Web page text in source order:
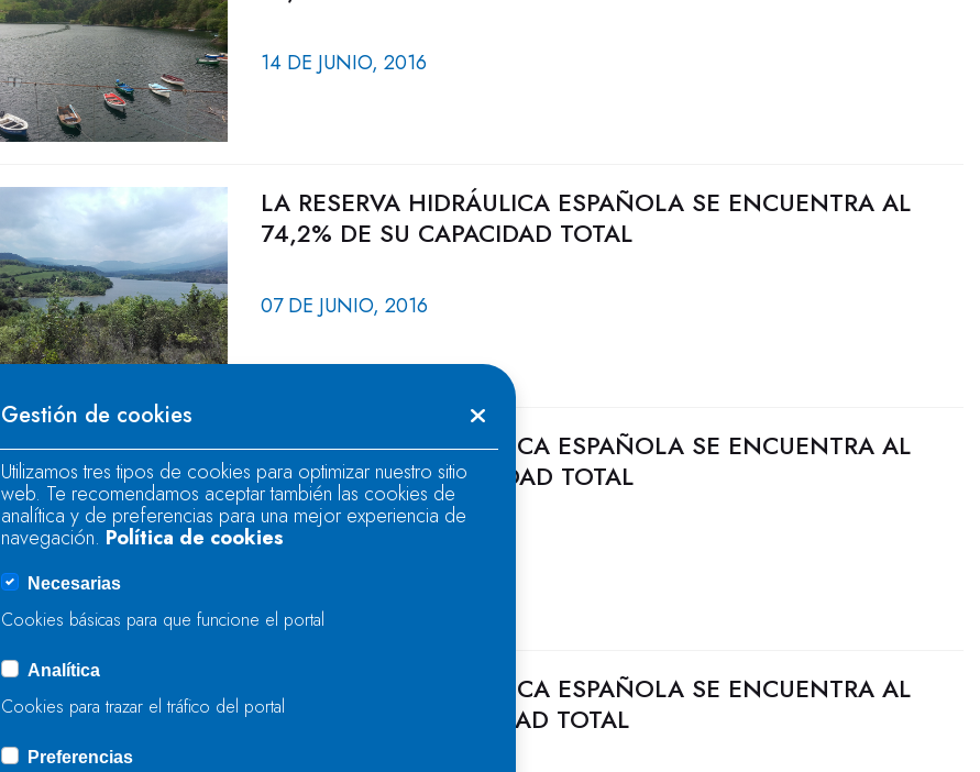
14 DE JUNIO, 2016
LA RESERVA HIDRÁULICA ESPAÑOLA SE ENCUENTRA AL
74,2% DE SU CAPACIDAD TOTAL
07 DE JUNIO, 2016
LA RESERVA HIDRÁULICA ESPAÑOLA SE ENCUENTRA AL
74,9% DE SU CAPACIDAD TOTAL
31 DE MAYO, 2016
LA RESERVA HIDRÁULICA ESPAÑOLA SE ENCUENTRA AL
75,3% DE SU CAPACIDAD TOTAL
Gestión de cookies
Utilizamos tres tipos de cookies para optimizar nuestro sitio
web. Te recomendamos aceptar también las cookies de
analítica y de preferencias para una mejor experiencia de
navegación. Política de cookies
Necesarias
Cookies básicas para que funcione el portal
Analítica
Cookies para trazar el tráfico del portal
Preferencias